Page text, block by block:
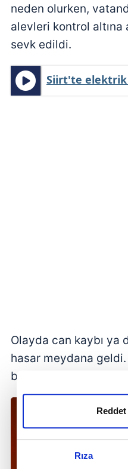
Rıza
Reddet
neden olurken,
alevleri kontrol
sevk edildi.
Siirt'te elektrik
Olayda can kaybı ya
hasar meydana geldi.
başlatıldı.